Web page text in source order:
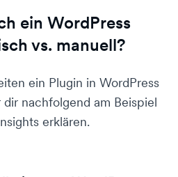
ein WordPress
vs. manuell?
ein Plugin in WordPress
nachfolgend am Beispiel
erklären.